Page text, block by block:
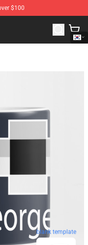
$100
Shop
blank template